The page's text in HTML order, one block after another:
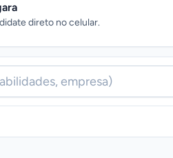
direto no celular.